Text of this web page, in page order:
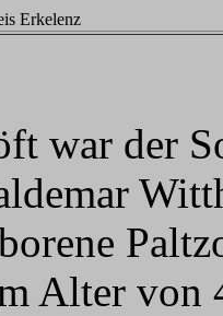
Erkelenz
war der
Alter von